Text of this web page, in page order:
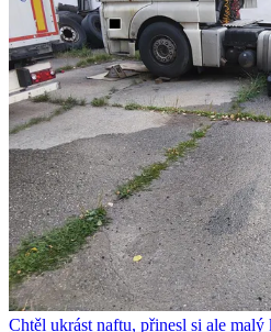
Chtěl ukrást naftu, přinesl si ale